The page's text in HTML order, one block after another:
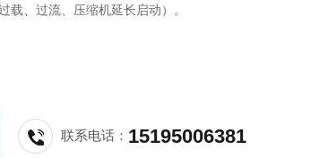
载、过流、压缩机延长启动）。
联系电话： 15195006381